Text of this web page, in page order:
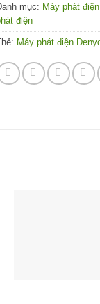
mục: Máy phát
điện
Máy phát điện